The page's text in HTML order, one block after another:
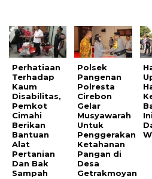
Perhatiaan
Terhadap
Kaum
Disabilitas,
Pemkot
Cimahi
Berikan
Bantuan
Alat
Pertanian
Dan Bak
Sampah
Polsek
Pangenan
Polresta
Cirebon
Gelar
Musyawarah
Untuk
Penggerakan
Ketahanan
Pangan di
Desa
Getrakmoyan